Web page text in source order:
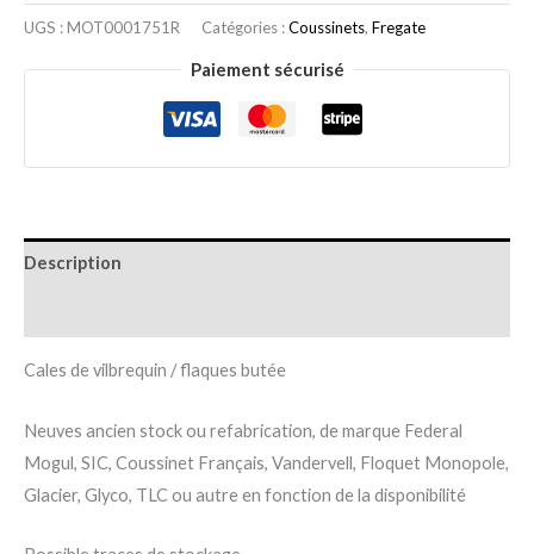
UGS :MOT0001751R Catégories :Coussinets, Fregate
Paiement sécurisé
Description
Cales de vilbrequin / flaques butée
Neuves ancien stock ou refabrication, de marque Federal
Mogul, SIC, Coussinet Français, Vandervell, Floquet Monopole,
Glacier, Glyco, TLC ou autre en fonction de la disponibilité